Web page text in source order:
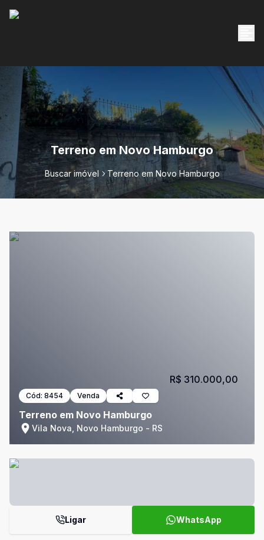
Terreno em Novo Hamburgo
Buscar imóvel Terreno em Novo Hamburgo
Cód: 8454 Venda
Terreno em Novo Hamburgo
Vila Nova, Novo Hamburgo - RS
R$ 310.000,00
Ligar WhatsApp